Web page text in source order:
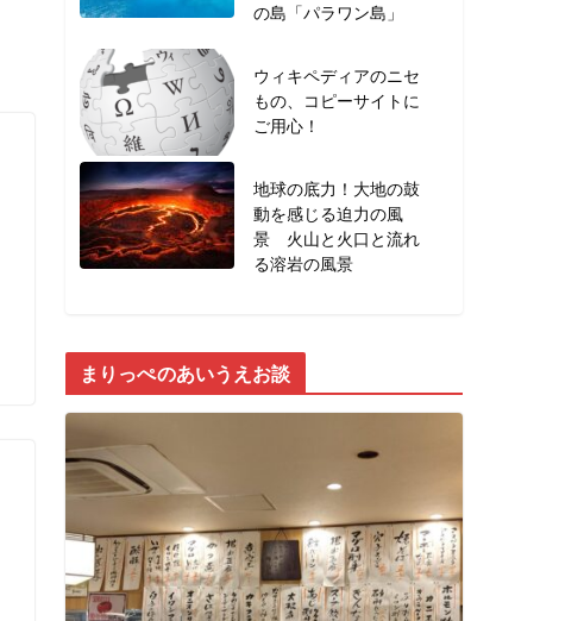
の島「パラワン島」
ウィキペディアのニセ
もの、コピーサイトに
ご用心！
地球の底力！大地の鼓
動を感じる迫力の風
景 火山と火口と流れ
る溶岩の風景
まりっぺのあいうえお談